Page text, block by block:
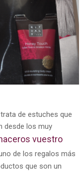
de estuches que
desde los muy
vuestro
de los regalos más
que son un